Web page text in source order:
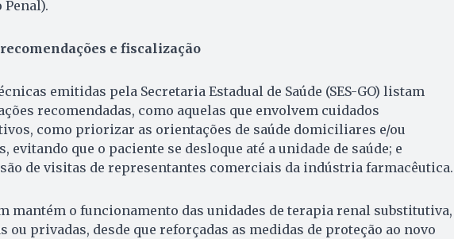
Penal).
e fiscalização
emitidas pela Secretaria Estadual de Saúde (SES-GO) listam
recomendadas, como aquelas que envolvem cuidados
como priorizar as orientações de saúde domiciliares e/ou
evitando que o paciente se desloque até a unidade de saúde; e
de visitas de representantes comerciais da indústria farmacêutica.
mantém o funcionamento das unidades de terapia renal substitutiva,
ou privadas, desde que reforçadas as medidas de proteção ao novo